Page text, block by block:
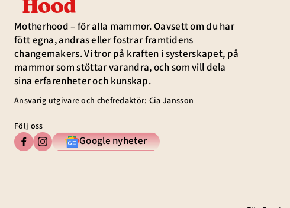
Motherhood – för alla mammor. Oavsett om du har
fött egna, andras eller fostrar framtidens
changemakers. Vi tror på kraften i systerskapet, på
mammor som stöttar varandra, och som vill dela
sina erfarenheter och kunskap.
Ansvarig utgivare och chefredaktör: Cia Jansson
Följ oss
Google nyheter